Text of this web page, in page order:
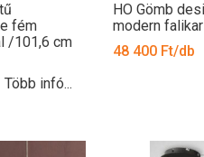
fém
/101,6 cm
Több infó...
HO Gömb
modern
48 400 Ft/db